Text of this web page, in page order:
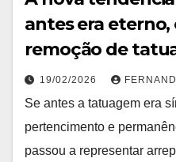
antes era eterno,
remoção de
19/02/2026
Se antes a tatuagem era
pertencimento e
passou a representar